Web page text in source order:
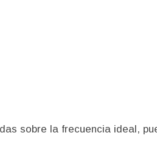
sobre la frecuencia ideal,